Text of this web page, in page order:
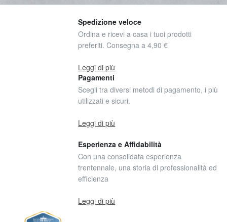
Spedizione veloce
Ordina e ricevi a casa i tuoi prodotti
preferiti. Consegna a 4,90 €
Leggi di più
Pagamenti
Scegli tra diversi metodi di pagamento, i più
utilizzati e sicuri.
Leggi di più
Esperienza e Affidabilità
Con una consolidata esperienza
trentennale, una storia di professionalità ed
efficienza
Leggi di più